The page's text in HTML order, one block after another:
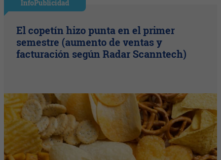
InfoPublicidad
El copetín hizo punta en el primer
semestre (aumento de ventas y
facturación según Radar Scanntech)